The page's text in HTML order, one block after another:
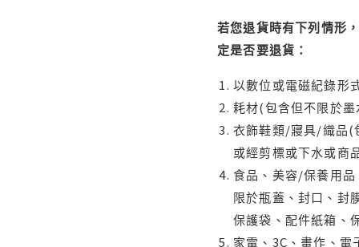
若您退貨時有下列情形
定是否要退貨：
以數位或電磁紀錄形
耗材(包含但不限於
衣飾鞋類/寢具/織品(
或經剪標或下水或商
食品、美容/保養用
限於瓶蓋、封口、封
保護袋、配件紙箱、
家電、3C、畫作、